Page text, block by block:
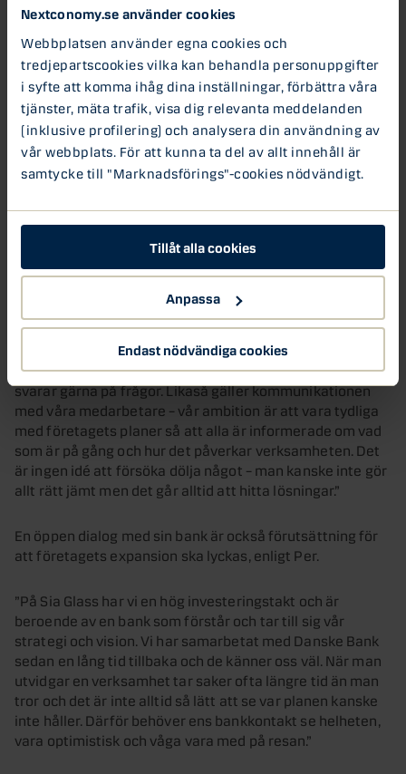
Nextconomy.se använder cookies
Webbplatsen använder egna cookies och
tredjepartscookies vilka kan behandla personuppgifter
i syfte att komma ihåg dina inställningar, förbättra våra
tjänster, mäta trafik, visa dig relevanta meddelanden
(inklusive profilering) och analysera din användning av
vår webbplats. För att kunna ta del av allt innehåll är
samtycke till "Marknadsförings"-cookies nödvändigt.
Tillåt alla cookies
Anpassa
Endast nödvändiga cookies
till via olika motivationshöjande åtgärder som till
exempel utbildning. Vår säljkår har gått IHM Business
School och vi erbjuder även andra utbildningar för att
rekrytera unga och duktiga människor. Det finns även
möjligheter att utvecklas inom företaget. Personalen är
det viktigaste vi har – utan dem är vi ingenting.”
Öppenhet lönar sig
självklarheten med öppenhet på internet och i sociala
medier, är transparens viktigare än någonsin tidigare,
menar Per.
”Vi ser stora skillnader i hur konsumenterna engagerar
sig i våra livsmedel idag. Ärlighet och bra kommunikation
med kunderna är livsviktigt. Vi är transparanta på så vis
att vi alltid redovisar våra produkters innehåll öppet och
svarar gärna på frågor. Likaså gäller kommunikationen
med våra medarbetare – vår ambition är att vara tydliga
med företagets planer så att alla är informerade om vad
som är på gång och hur det påverkar verksamheten. Det
är ingen idé att försöka dölja något – man kanske inte gör
allt rätt jämt men det går alltid att hitta lösningar.”
En öppen dialog med sin bank är också förutsättning för
att företagets expansion ska lyckas, enligt Per.
”På Sia Glass har vi en hög investeringstakt och är
beroende av en bank som förstår och tar till sig vår
strategi och vision. Vi har samarbetat med Danske Bank
sedan en lång tid tillbaka och de känner oss väl. När man
utvidgar en verksamhet tar saker ofta längre tid än man
tror och det är inte alltid så lätt att se var planen kanske
inte håller. Därför behöver ens bankkontakt se helheten,
vara optimistisk och våga vara med på resan.”